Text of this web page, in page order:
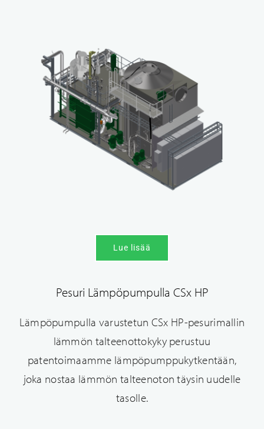
Lue lisää
Pesuri Lämpöpumpulla CSx HP
Lämpöpumpulla varustetun CSx HP-pesurimallin
lämmön talteenottokyky perustuu
patentoimaamme lämpöpumppukytkentään,
joka nostaa lämmön talteenoton täysin uudelle
tasolle.